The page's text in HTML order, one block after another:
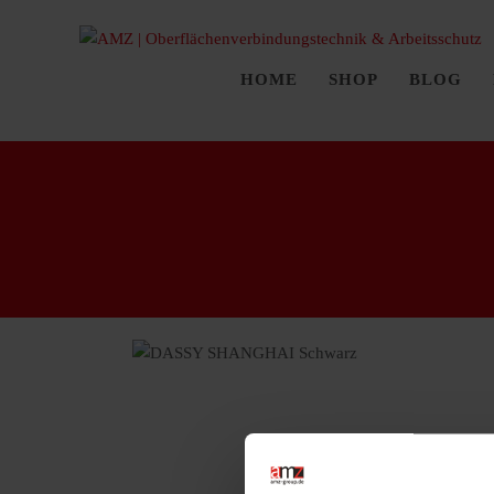
HOME SHOP BLOG